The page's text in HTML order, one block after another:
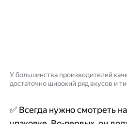
У большинства производителей
достаточно широкий ряд вкусов и
✅ Всегда нужно смотреть